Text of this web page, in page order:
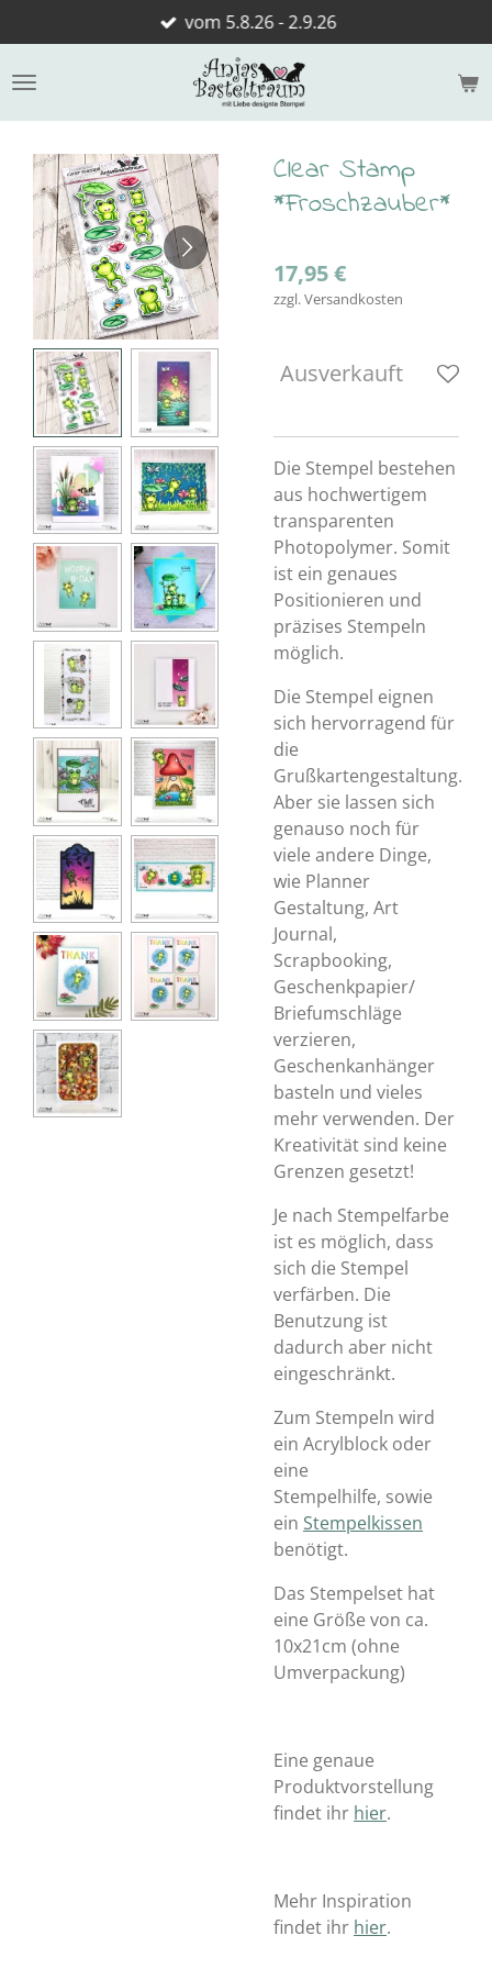
Hauptinhalt
springen
vom 5.8.26 - 2.9.26
Clear Stamp
*Froschzauber*
17,95 €
zzgl. Versandkosten
Ausverkauft
Die Stempel bestehen
aus hochwertigem
transparenten
Photopolymer. Somit
ist ein genaues
Positionieren und
präzises Stempeln
möglich.
Die Stempel eignen
sich hervorragend für
die
Grußkartengestaltung.
Aber sie lassen sich
genauso noch für
viele andere Dinge,
wie Planner
Gestaltung, Art
Journal,
Scrapbooking,
Geschenkpapier/
Briefumschläge
verzieren,
Geschenkanhänger
basteln und vieles
mehr verwenden. Der
Kreativität sind keine
Grenzen gesetzt!
Je nach Stempelfarbe
ist es möglich, dass
sich die Stempel
verfärben. Die
Benutzung ist
dadurch aber nicht
eingeschränkt.
Zum Stempeln wird
ein Acrylblock oder
eine
Stempelhilfe, sowie
ein Stempelkissen
benötigt.
Das Stempelset hat
eine Größe von ca.
10x21cm (ohne
Umverpackung)
Eine genaue
Produktvorstellung
findet ihr hier.
Mehr Inspiration
findet ihr hier.